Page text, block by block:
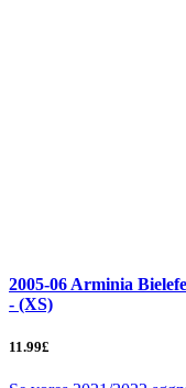
2005-06 Arminia
- (XS)
11.99£